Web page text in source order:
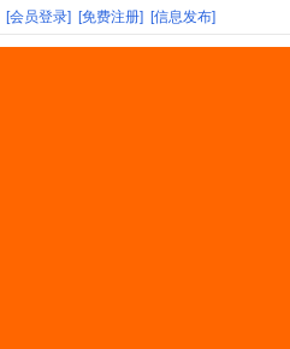
[会员登录] [免费注册] [信息发布]